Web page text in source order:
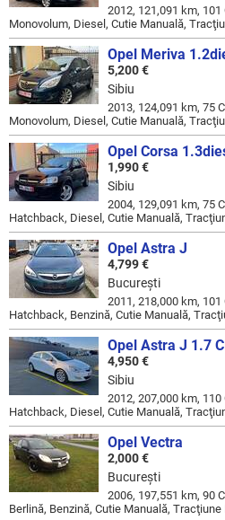
2012, 121,091 km, 101
Monovolum, Diesel, Cutie Manuală,
Opel Meriva
5,200 €
Sibiu
2013, 124,091 km, 75
Monovolum, Diesel, Cutie Manuală,
Opel Corsa
1,990 €
Sibiu
2004, 129,091 km, 75
Hatchback, Diesel, Cutie Manuală,
Opel Astra J
4,799 €
Bucureşti
2011, 218,000 km, 101
Hatchback, Benzină, Cutie Manuală,
Opel Astra J 1.7
4,950 €
Sibiu
2012, 207,000 km, 110
Hatchback, Diesel, Cutie Manuală,
Opel Vectra
2,000 €
Bucureşti
2006, 197,551 km, 90
Berlină, Benzină, Cutie Manuală,